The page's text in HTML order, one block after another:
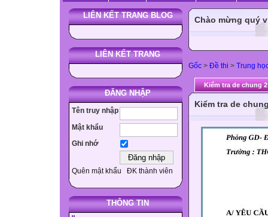
LIÊN KẾT TRANG BLOG
LIÊN KẾT TRANG
ĐĂNG NHẬP
Tên truy nhập
Mật khẩu
Ghi nhớ
Quên mật khẩu ĐK thành viên
THÔNG TIN
Chào mừng quý
Gốc > Đề thi > Trung
Kiểm tra de chung 2
Kiểm tra de